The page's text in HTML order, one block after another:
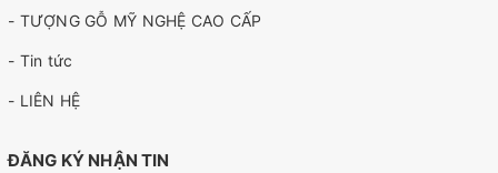
- TƯỢNG GỖ MỸ NGHỆ CAO CẤP
- Tin tức
- LIÊN HỆ
ĐĂNG KÝ NHẬN TIN